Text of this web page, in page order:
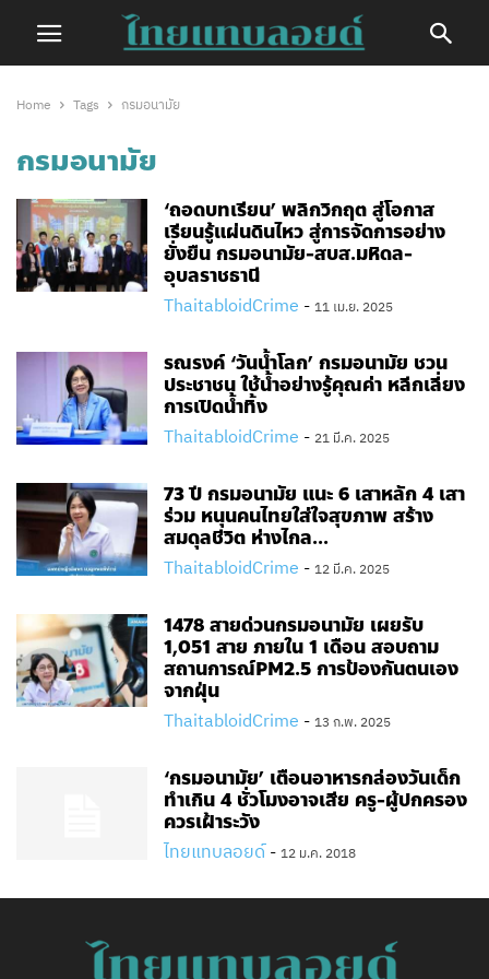
Home Tags กรมอนามัย
กรมอนามัย
‘ถอดบทเรียน’ พลิกวิกฤต สู่โอกาส
เรียนรู้แผ่นดินไหว สู่การจัดการอย่าง
ยั่งยืน กรมอนามัย-สบส.มหิดล-
อุบลราชธานี
ThaitabloidCrime - 11 เม.ย. 2025
รณรงค์ ‘วันน้ำโลก’ กรมอนามัย ชวน
ประชาชน ใช้น้ำอย่างรู้คุณค่า หลีกเลี่ยง
การเปิดน้ำทิ้ง
ThaitabloidCrime - 21 มี.ค. 2025
73 ปี กรมอนามัย แนะ 6 เสาหลัก 4 เสา
ร่วม หนุนคนไทยใส่ใจสุขภาพ สร้าง
สมดุลชีวิต ห่างไกล...
ThaitabloidCrime - 12 มี.ค. 2025
1478 สายด่วนกรมอนามัย เผยรับ
1,051 สาย ภายใน 1 เดือน สอบถาม
สถานการณ์PM2.5 การป้องกันตนเอง
จากฝุ่น
ThaitabloidCrime - 13 ก.พ. 2025
‘กรมอนามัย’ เตือนอาหารกล่องวันเด็ก
ทำเกิน 4 ชั่วโมงอาจเสีย ครู-ผู้ปกครอง
ควรเฝ้าระวัง
ไทยแทบลอยด์ - 12 ม.ค. 2018